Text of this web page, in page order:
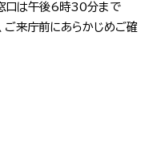
口は午後6時30分まで
ご来庁前にあらかじめご確